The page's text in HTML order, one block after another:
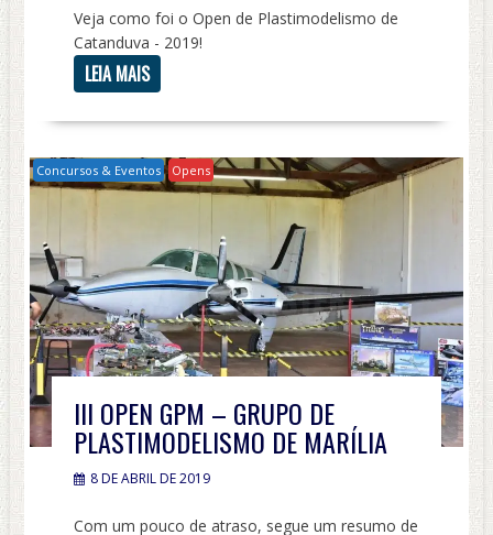
Veja como foi o Open de Plastimodelismo de
Catanduva - 2019!
LEIA MAIS
Concursos & Eventos Opens
III OPEN GPM – GRUPO DE
PLASTIMODELISMO DE MARÍLIA
8 DE ABRIL DE 2019
Com um pouco de atraso, segue um resumo de